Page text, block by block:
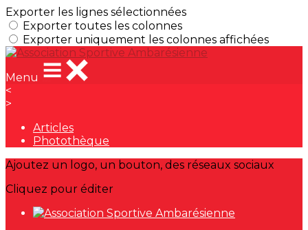
Exporter les lignes sélectionnées
Exporter toutes les colonnes
Exporter uniquement les colonnes affichées
Menu
<
>
Articles
Photothèque
Ajoutez un logo, un bouton, des réseaux sociaux
Cliquez pour éditer